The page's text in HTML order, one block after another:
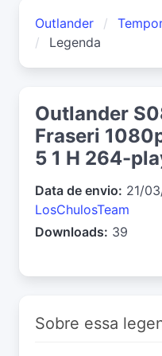
Outlander
Legenda
Outlander
Fraseri
5 1 H 264-
Data de envio: 21/
LosChulosTeam
Downloads: 39
Sobre essa